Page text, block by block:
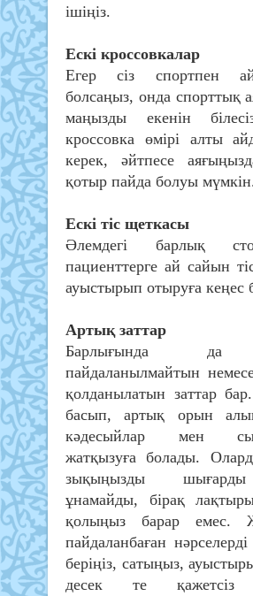
ішіңіз.
Ескі кроссовкалар
Егер сіз спортпен
болсаңыз, онда спорттық
маңызды екенін
кроссовка өмірі алты
керек, әйтпесе
қотыр пайда болуы
Ескі тіс щеткасы
Әлемдегі барлық
пациенттерге ай сайын
ауыстырып отыруға кеңес
Артық заттар
Барлығында да
пайдаланылмайтын
қолданылатын заттар
басып, артық орын
кәдесыйлар мен
жатқызуға болады.
зықыңызды
ұнамайды, бірақ
қолыңыз барар емес.
пайдаланбаған
беріңіз, сатыңыз,
десек те қажетсіз